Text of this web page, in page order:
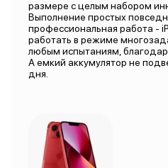
размере с целым набором
Выполнение простых
профессиональная работа -
работать в режиме
любым испытаниям,
А емкий аккумулятор не
дня.